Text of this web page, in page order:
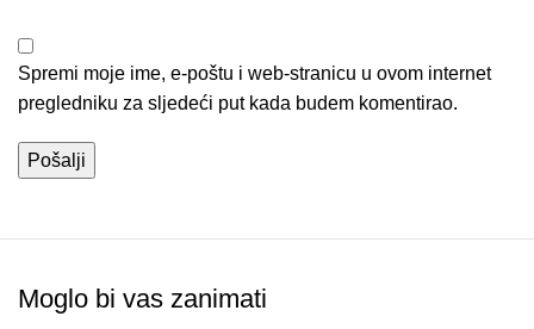
Spremi moje ime, e-poštu i web-stranicu u ovom internet
pregledniku za sljedeći put kada budem komentirao.
Moglo bi vas zanimati